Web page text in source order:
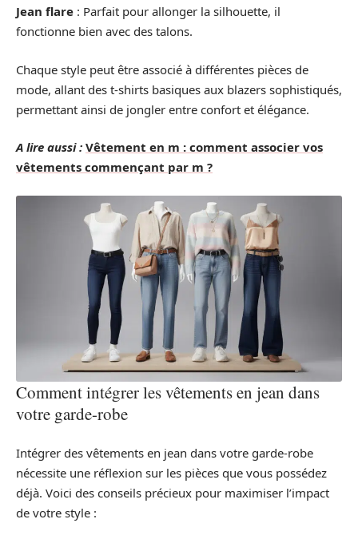
Jean flare : Parfait pour allonger la silhouette, il
fonctionne bien avec des talons.
Chaque style peut être associé à différentes pièces de
mode, allant des t-shirts basiques aux blazers sophistiqués,
permettant ainsi de jongler entre confort et élégance.
A lire aussi : Vêtement en m : comment associer vos
vêtements commençant par m ?
Comment intégrer les vêtements en jean dans
votre garde-robe
Intégrer des vêtements en jean dans votre garde-robe
nécessite une réflexion sur les pièces que vous possédez
déjà. Voici des conseils précieux pour maximiser l’impact
de votre style :